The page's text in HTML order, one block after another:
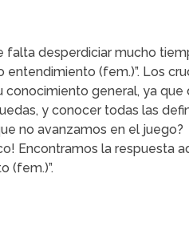
falta desperdiciar mucho
entendimiento (fem.)”. Los
conocimiento general, ya
y conocer todas las
no avanzamos en el juego?
Encontramos la respuesta
(fem.)”.